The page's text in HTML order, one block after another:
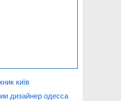
київ
дизайнер одесса